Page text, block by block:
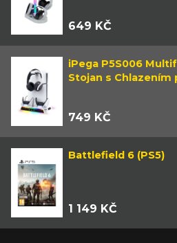
649 KČ
iPega P5S006
Stojan s Chlazením
749 KČ
Battlefield 6 (PS5)
1 149 KČ